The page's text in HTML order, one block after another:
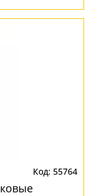
55764